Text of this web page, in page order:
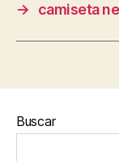
→
camiseta
Buscar